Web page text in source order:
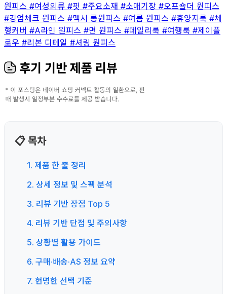
원피스 #여성의류 #핏 #주요소재 #소매기장 #오프숄더 원피스
#깅엄체크 원피스 #맥시 롱원피스 #여름 원피스 #휴양지룩 #체
형커버 #A라인 원피스 #면 원피스 #데일리룩 #여행룩 #제이플
로우 #리본 디테일 #셔링 원피스
후기 기반 제품 리뷰
📋 목차
1. 제품 한 줄 정리
2. 상세 정보 및 스펙 분석
3. 리뷰 기반 장점 Top 5
4. 리뷰 기반 단점 및 주의사항
5. 상황별 활용 가이드
6. 구매·배송·AS 정보 요약
7. 현명한 선택 기준